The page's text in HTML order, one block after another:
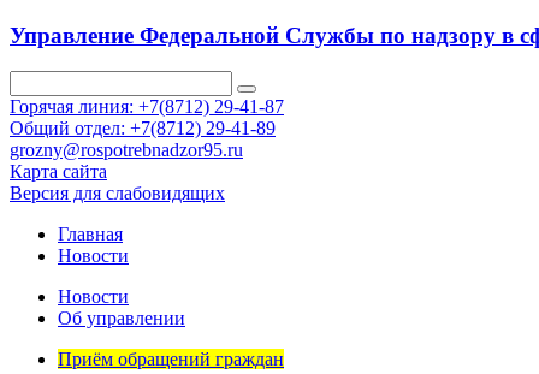
Управление Федеральной Службы по надзору в
Горячая линия: +7(8712) 29-41-87
Общий отдел: +7(8712) 29-41-89
grozny@rospotrebnadzor95.ru
Карта сайта
Версия для слабовидящих
Главная
Новости
Новости
Об управлении
Приём обращений граждан